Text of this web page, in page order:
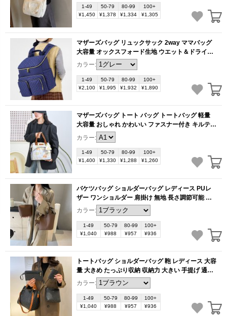
1-49 50-79 80-99
100+
¥1,450
¥1,378 ¥1,334 ¥1,305
マザーズバッグ リュックサック 2way ママバッグ
大容量 オックスフォード生地 ウエット＆ドライ分
離 外出 お出かけ 便利 収納力抜群（1ヶ）
(BB5762)
カラー:
1-49 50-79 80-99
100+
¥2,100
¥1,995 ¥1,932 ¥1,890
マザーズバッグ トート バッグ トートバッグ 軽量
大容量 おしゃれ かわいい ファスナー付き キルティ
ング 大きめ 上品 シンプル ママバッグ（1ヶ）
(BB3579)
カラー:
1-49 50-79 80-99
100+
¥1,400
¥1,330 ¥1,288 ¥1,260
バケツバッグ ショルダーバッグ レディース PUレ
ザー ワンショルダー 肩掛け 無地 長さ調節可能 小
さめ カジュアル かわいい 通勤バッグ 通学 大学生
（1ヶ） (BB2461)
カラー:
1-49 50-79 80-99
100+
¥1,040
¥988 ¥957 ¥936
トートバッグ ショルダーバッグ 鞄 レディース 大容
量 大きめ たっぷり収納 収納力 大きい 手提げ 通勤
バッグ 通学 軽量 軽い 2way バッグ（1ヶ）
(BB2270)
カラー:
1-49 50-79 80-99
100+
¥1,040
¥988 ¥957 ¥936